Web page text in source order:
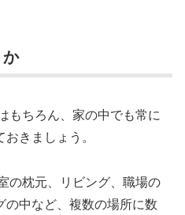
もちろん、家の中でも常に
きましょう。
の枕元、リビング、職場の
の中など、複数の場所に数